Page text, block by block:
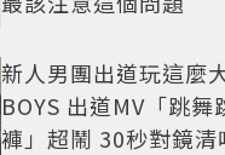
新人男團出道玩這麼
BOYS 出道MV「跳舞
褲」超鬧 30秒對鏡清